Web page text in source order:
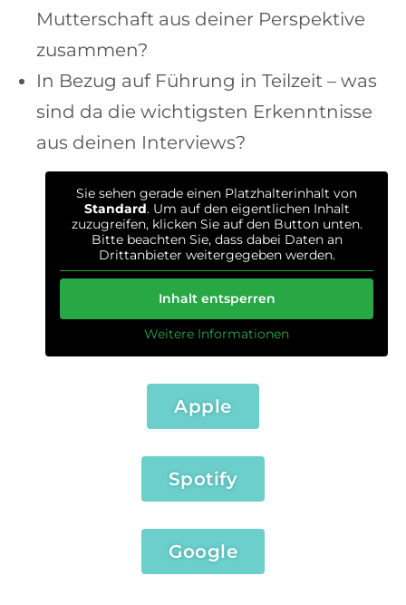
Mutterschaft aus deiner Perspektive
zusammen?
In Bezug auf Führung in Teilzeit – was
sind da die wichtigsten Erkenntnisse
aus deinen Interviews?
Sie sehen gerade einen Platzhalterinhalt von
Standard. Um auf den eigentlichen Inhalt
zuzugreifen, klicken Sie auf den Button unten.
Bitte beachten Sie, dass dabei Daten an
Drittanbieter weitergegeben werden.
Inhalt entsperren
Weitere Informationen
Apple
Spotify
Google